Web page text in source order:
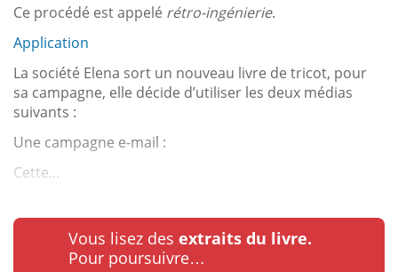
Ce procédé est appelé rétro-ingénierie.
Application
La société Elena sort un nouveau livre de tricot, pour
sa campagne, elle décide d’utiliser les deux médias
suivants :
Une campagne e-mail :
Cette...
Vous lisez des extraits du livre.
Pour poursuivre…